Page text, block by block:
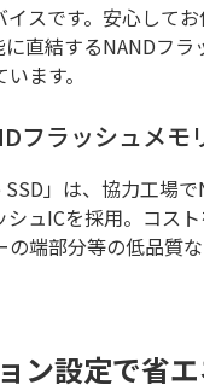
スです。安心して
直結するNANDフラ
ます。
フラッシュメモ
SSD」は、協力工場
ュICを採用。コス
端部分等の低品質
ン設定で省